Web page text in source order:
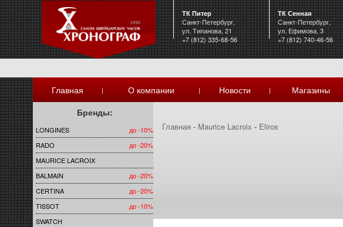
ТК Питер
Санкт-Петербург,
ул. Типанова, 21
+7 (812) 335-68-56
ТК Сенная
Санкт-Петербург,
ул. Ефимова, 3
+7 (812) 740-46-56
Главная
| О компании | Новости | Магазины
Бренды:
LONGINES
до -10%
RADO
до -20%
MAURICE LACROIX
BALMAIN
до -20%
CERTINA
до -20%
TISSOT
до -10%
SWATCH
Главная - Maurice Lacroix - Eliros